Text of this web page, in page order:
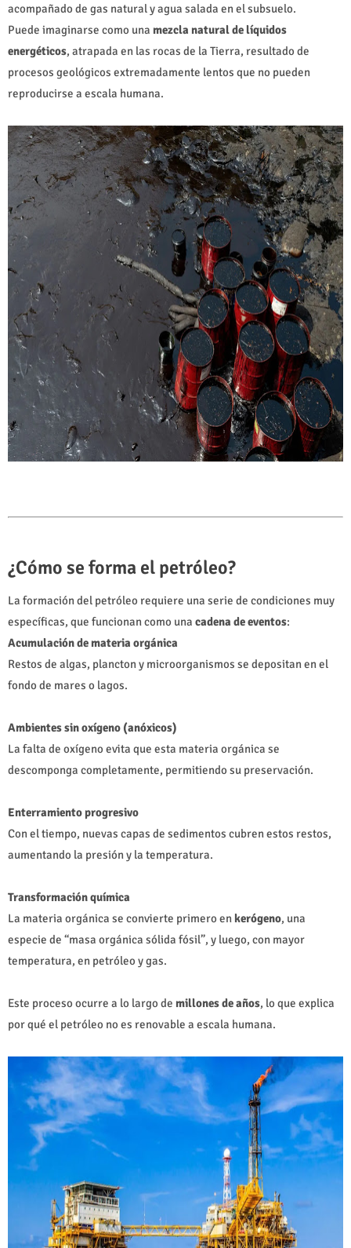
acompañado de gas natural y agua salada en el subsuelo.
Puede imaginarse como una mezcla natural de líquidos
energéticos, atrapada en las rocas de la Tierra, resultado de
procesos geológicos extremadamente lentos que no pueden
reproducirse a escala humana.
¿Cómo se forma el petróleo?
La formación del petróleo requiere una serie de condiciones muy
específicas, que funcionan como una cadena de eventos:
Acumulación de materia orgánica
Restos de algas, plancton y microorganismos se depositan en el
fondo de mares o lagos.
Ambientes sin oxígeno (anóxicos)
La falta de oxígeno evita que esta materia orgánica se
descomponga completamente, permitiendo su preservación.
Enterramiento progresivo
Con el tiempo, nuevas capas de sedimentos cubren estos restos,
aumentando la presión y la temperatura.
Transformación química
La materia orgánica se convierte primero en kerógeno, una
especie de “masa orgánica sólida fósil”, y luego, con mayor
temperatura, en petróleo y gas.
Este proceso ocurre a lo largo de millones de años, lo que explica
por qué el petróleo no es renovable a escala humana.